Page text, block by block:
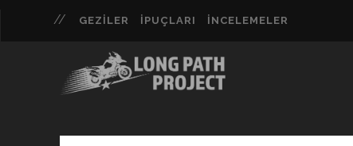
GEZILER İPUÇLARI İNCELEMELER